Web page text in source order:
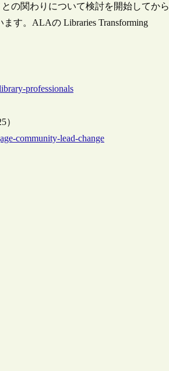
の関わりについて検討を開始してから
す。ALAの Libraries Transforming
professionals
）
community-lead-change